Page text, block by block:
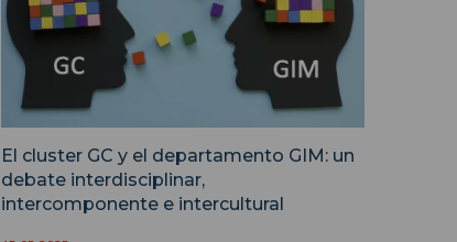
El cluster GC y el departamento GIM: un
debate interdisciplinar,
intercomponente e intercultural